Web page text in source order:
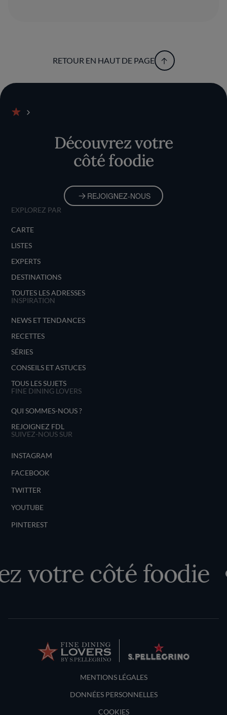
RETOUR EN HAUT DE PAGE
Découvrez votre
côté foodie
REJOIGNEZ-NOUS
EXPLOREZ PAR
CARTE
LISTES
EXPERTS
DESTINATIONS
TOUTES LES ADRESSES
INSPIRATION
NEWS ET TENDANCES
RECETTES
SÉRIES
CONSEILS ET ASTUCES
TOUS LES SUJETS
FINE DINING LOVERS
QUI SOMMES-NOUS ?
REJOIGNEZ FDL
SUIVEZ-NOUS SUR
INSTAGRAM
FACEBOOK
TWITTER
YOUTUBE
PINTEREST
votre côté foodie
Terms and Conditions
MENTIONS LÉGALES
DONNÉES PERSONNELLES
COOKIES